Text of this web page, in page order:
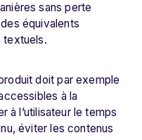
sans perte
équivalents
textuels.
doit par exemple
à la
à l’utilisateur le temps
éviter les contenus